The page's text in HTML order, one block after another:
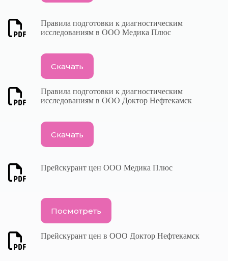
Правила подготовки к диагностическим
исследованиям в ООО Медика Плюс
Скачать
Правила подготовки к диагностическим
исследованиям в ООО Доктор Нефтекамск
Скачать
Прейскурант цен ООО Медика Плюс
Посмотреть
Прейскурант цен в ООО Доктор Нефтекамск